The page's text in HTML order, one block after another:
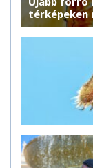
térképeken